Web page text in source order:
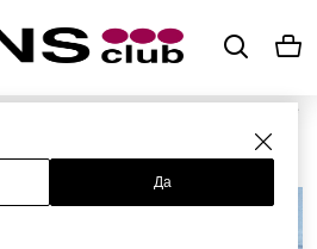
Да
Мужское нижнее